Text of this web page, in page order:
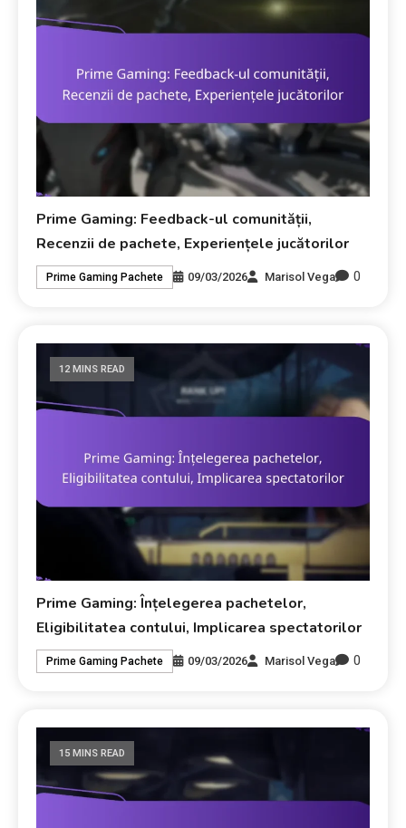
Prime Gaming: Feedback-ul comunității,
Recenzii de pachete, Experiențele jucătorilor
Prime Gaming Pachete 09/03/2026 Marisol Vega 0
12 MINS READ
Prime Gaming: Înțelegerea pachetelor,
Eligibilitatea contului, Implicarea spectatorilor
Prime Gaming Pachete 09/03/2026 Marisol Vega 0
15 MINS READ